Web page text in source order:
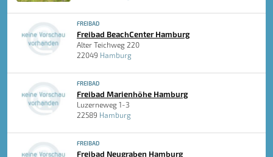
FREIBAD
Freibad BeachCenter Hamburg
Alter Teichweg 220
22049 Hamburg
FREIBAD
Freibad Marienhöhe Hamburg
Luzerneweg 1-3
22589 Hamburg
FREIBAD
Freibad Neugraben Hamburg